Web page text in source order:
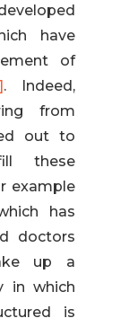
have
of
. Indeed,
from
out to
these
example
has
doctors
up a
in which
is